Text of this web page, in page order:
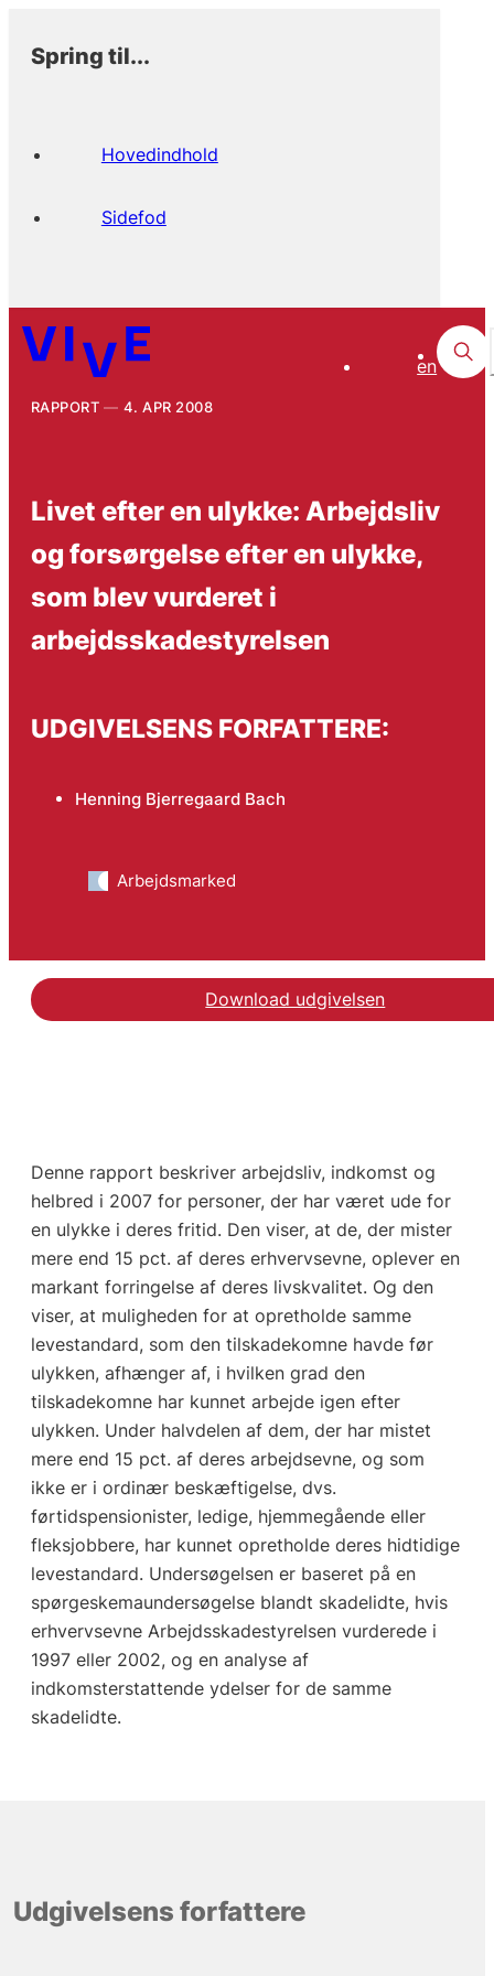
Spring til...
Hovedindhold
Sidefod
en
RAPPORT 4. APR 2008
Livet efter en ulykke: Arbejdsliv
og forsørgelse efter en ulykke,
som blev vurderet i
arbejdsskadestyrelsen
UDGIVELSENS FORFATTERE:
Henning Bjerregaard Bach
Arbejdsmarked
Download udgivelsen
Denne rapport beskriver arbejdsliv, indkomst og
helbred i 2007 for personer, der har været ude for
en ulykke i deres fritid. Den viser, at de, der mister
mere end 15 pct. af deres erhvervsevne, oplever en
markant forringelse af deres livskvalitet. Og den
viser, at muligheden for at opretholde samme
levestandard, som den tilskadekomne havde før
ulykken, afhænger af, i hvilken grad den
tilskadekomne har kunnet arbejde igen efter
ulykken. Under halvdelen af dem, der har mistet
mere end 15 pct. af deres arbejdsevne, og som
ikke er i ordinær beskæftigelse, dvs.
førtidspensionister, ledige, hjemmegående eller
fleksjobbere, har kunnet opretholde deres hidtidige
levestandard. Undersøgelsen er baseret på en
spørgeskemaundersøgelse blandt skadelidte, hvis
erhvervsevne Arbejdsskadestyrelsen vurderede i
1997 eller 2002, og en analyse af
indkomsterstattende ydelser for de samme
skadelidte.
Udgivelsens forfattere